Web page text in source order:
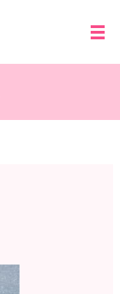
メ